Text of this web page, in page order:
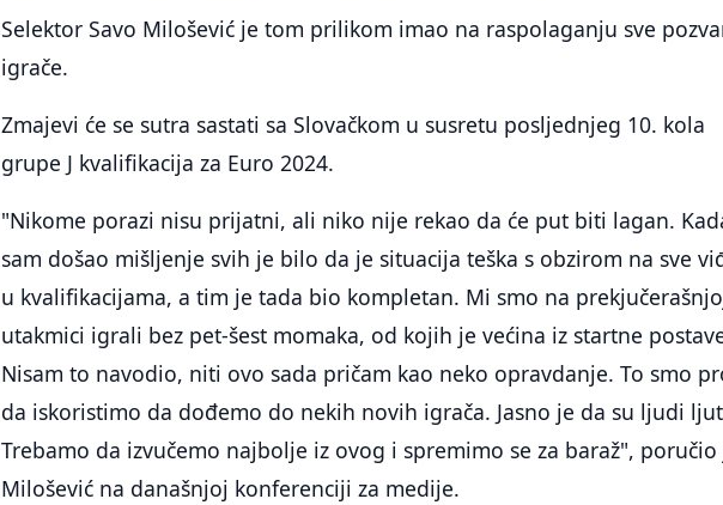
Selektor Savo Milošević je tom prilikom imao na raspolaganju sve
igrače.
Zmajevi će se sutra sastati sa Slovačkom u susretu posljednjeg 10. kola
grupe J kvalifikacija za Euro 2024.
"Nikome porazi nisu prijatni, ali niko nije rekao da će put biti lagan.
sam došao mišljenje svih je bilo da je situacija teška s obzirom na sve
u kvalifikacijama, a tim je tada bio kompletan. Mi smo na
utakmici igrali bez pet-šest momaka, od kojih je većina iz startne
Nisam to navodio, niti ovo sada pričam kao neko opravdanje. To smo
da iskoristimo da dođemo do nekih novih igrača. Jasno je da su ljudi
Trebamo da izvučemo najbolje iz ovog i spremimo se za baraž", poručio
Milošević na današnjoj konferenciji za medije.